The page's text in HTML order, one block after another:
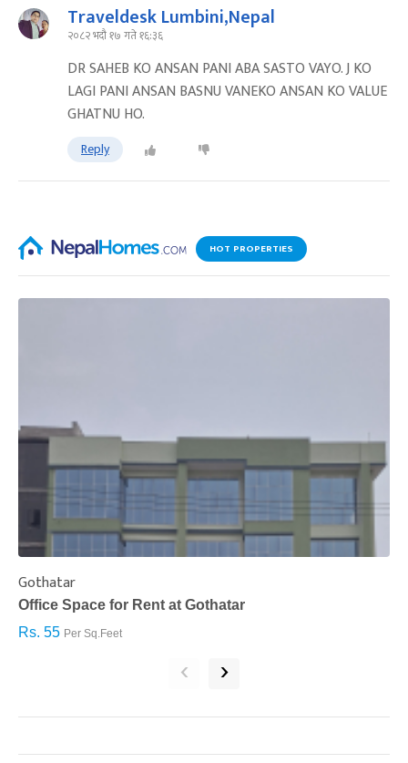
Traveldesk Lumbini,Nepal
२०८२ भदौ १७ गते १६:३६
DR SAHEB KO ANSAN PANI ABA SASTO VAYO. J KO
LAGI PANI ANSAN BASNU VANEKO ANSAN KO VALUE
GHATNU HO.
Reply
HOT PROPERTIES
Gothatar
Office Space for Rent at Gothatar
Rs. 55 Per Sq.Feet
‹ ›